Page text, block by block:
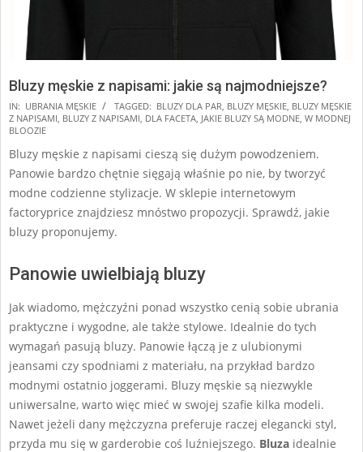
Bluzy męskie z napisami: jakie są najmodniejsze?
2025-
07-
IN: UBRANIA MĘSKIE TAGGED: BLUZY DLA PAR BLUZY MĘSKIE BLUZY MĘSKIE
Z NAPISAMI BLUZY Z NAPISAMI DLA FACETA JAKIE BLUZY SĄ MODNE W MODNEJ
BLOOZIE
Bluzy męskie z napisami cieszą się dużym powodzeniem.
Panowie bardzo chętnie sięgają właśnie po nie, by tworzyć
modne codzienne stylizacje. W sklepie internetowym
factoryprice znajdziesz mnóstwo propozycji. Sprawdź, jakie
bluzy proponujemy.
Panowie uwielbiają bluzy
Jak wiadomo, mężczyźni ponad wszystko cenią sobie ubrania
praktyczne i wygodne, ale także stylowe. Idealnie do tych
wymagań pasują bluzy. Panowie łączą je z ulubionymi
jeansami czy spodniami z materiału, na przykład bardzo
modnymi ostatnio joggerami. Bluzy męskie są niezwykle
uniwersalne, warto więc mieć w swojej szafie kilka modeli.
Nawet jeżeli dany mężczyzna preferuje raczej elegancki styl,
przyda mu się w garderobie coś luźniejszego. Bluza idealnie